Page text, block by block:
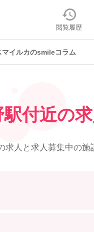
閲覧履歴
マイルカのsmileコラム
付近の
求人と 求人募集中の施